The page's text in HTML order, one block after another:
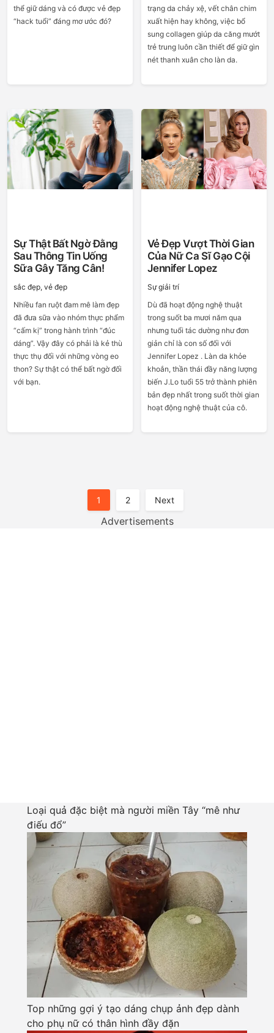
thể giữ dáng và có được vẻ đẹp
“hack tuổi” đáng mơ ước đó?
trạng da chảy xệ, vết chân chim
xuất hiện hay không, việc bổ
sung collagen giúp da căng mướt
trẻ trung luôn cần thiết để giữ gìn
nét thanh xuân cho làn da.
Sự Thật Bất Ngờ Đằng
Sau Thông Tin Uống
Sữa Gây Tăng Cân!
sắc đẹp, vẻ đẹp
Nhiều fan ruột đam mê làm đẹp
đã đưa sữa vào nhóm thực phẩm
“cấm kị” trong hành trình “đúc
dáng”. Vậy đây có phải là kẻ thù
thực thụ đối với những vòng eo
thon? Sự thật có thể bất ngờ đối
với bạn.
Vẻ Đẹp Vượt Thời Gian
Của Nữ Ca Sĩ Gạo Cội
Jennifer Lopez
Sự giải trí
Dù đã hoạt động nghệ thuật
trong suốt ba mươi năm qua
nhưng tuổi tác dường như đơn
giản chỉ là con số đối với
Jennifer Lopez . Làn da khỏe
khoắn, thần thái đầy năng lượng
biến J.Lo tuổi 55 trở thành phiên
bản đẹp nhất trong suốt thời gian
hoạt động nghệ thuật của cô.
1 2 Next
Advertisements
Loại quả đặc biệt mà người miền Tây “mê như
điếu đổ”
Top những gợi ý tạo dáng chụp ảnh đẹp dành
cho phụ nữ có thân hình đầy đặn